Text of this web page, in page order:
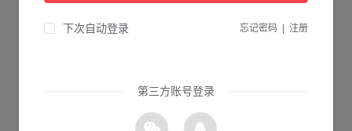
下次自动登录 忘记密码 注册
第三方账号登录